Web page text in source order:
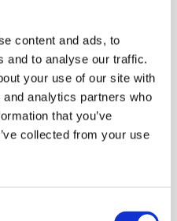
content and ads, to
and to analyse our traffic.
your use of our site with
analytics partners who
that you’ve
collected from your use